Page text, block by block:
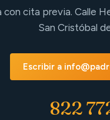
con cita previa. Calle
San Cristóbal
Escribir a
822